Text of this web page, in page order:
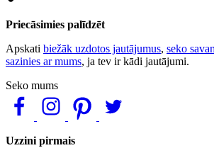
Priecāsimies palīdzēt
Apskati biežāk uzdotos jautājumus, seko
sazinies ar mums, ja tev ir kādi jautājumi.
Seko mums
Uzzini pirmais